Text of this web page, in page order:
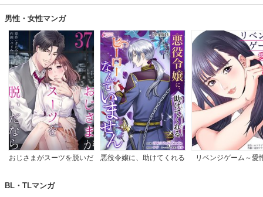
男性・女性マンガ
おじさまがスーツを脱いだ
悪役令嬢に、助けてくれる
リベンジゲーム～愛
BL・TLマンガ